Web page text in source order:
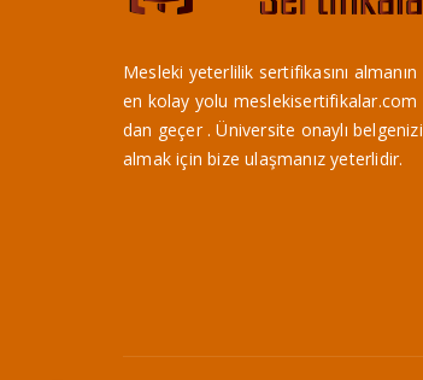
Mesleki yeterlilik sertifikasını almanın
en kolay yolu meslekisertifikalar.com
dan geçer . Üniversite onaylı belgenizi
almak için bize ulaşmanız yeterlidir.